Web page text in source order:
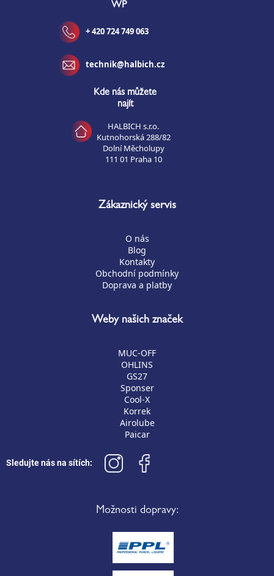
WP
+ 420 724 749 063
technik@halbich.cz
Kde nás můžete
najít
HALBICH s.r.o.
Kutnohorská 288/82
Dolní Měcholupy
111 01 Praha 10
Zákaznický servis
O nás
Blog
Kontakty
Obchodní podmínky
Doprava a platby
Weby našich značek
MUC-OFF
OHLINS
GS27
Sponser
Cool-X
Korrek
Airolube
Paicar
Sledujte nás na sítích:
Možnosti dopravy: